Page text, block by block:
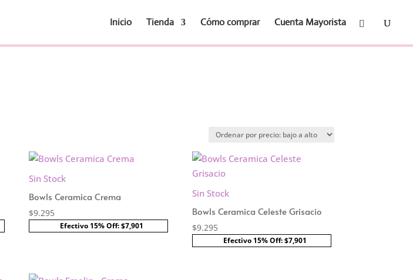
Inicio Tienda Cómo comprar Cuenta Mayorista
Sin Stock
Bowls Ceramica Crema
$9.295
Efectivo 15% Off: $7,901
Sin Stock
Bowls Ceramica Celeste Grisacio
$9.295
Efectivo 15% Off: $7,901